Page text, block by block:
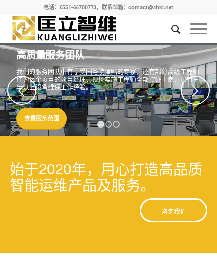
电话：0551-66700773，联系邮箱：contact@ahkl.net
高质量服务团队
我们的服务团队中有享受国务院津贴的专家，还有部分高级工程师
作为每个项目的项目经理，现场实施工程师全部持证上岗，具有三
年以上设备维保工作经验。
查看服务范围
下一页
始于2020年，用心打造高品质
智能运维产品及服务。
咨询我们